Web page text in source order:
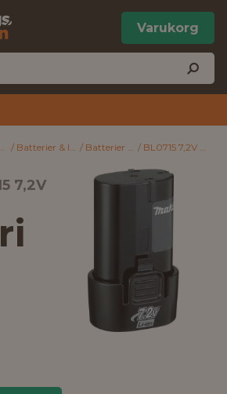
Varukorg
Maskintillbehör & förbrukning Batterier & laddare Batterier & laddare BL0715 7,2V Makita Batteri 1,5Ah
7,2V